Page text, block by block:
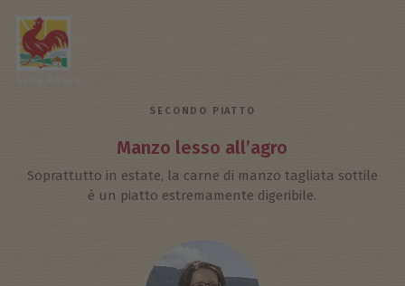
SECONDO PIATTO
Manzo lesso all’agro
Soprattutto in estate, la carne di manzo tagliata sottile
è un piatto estremamente digeribile.